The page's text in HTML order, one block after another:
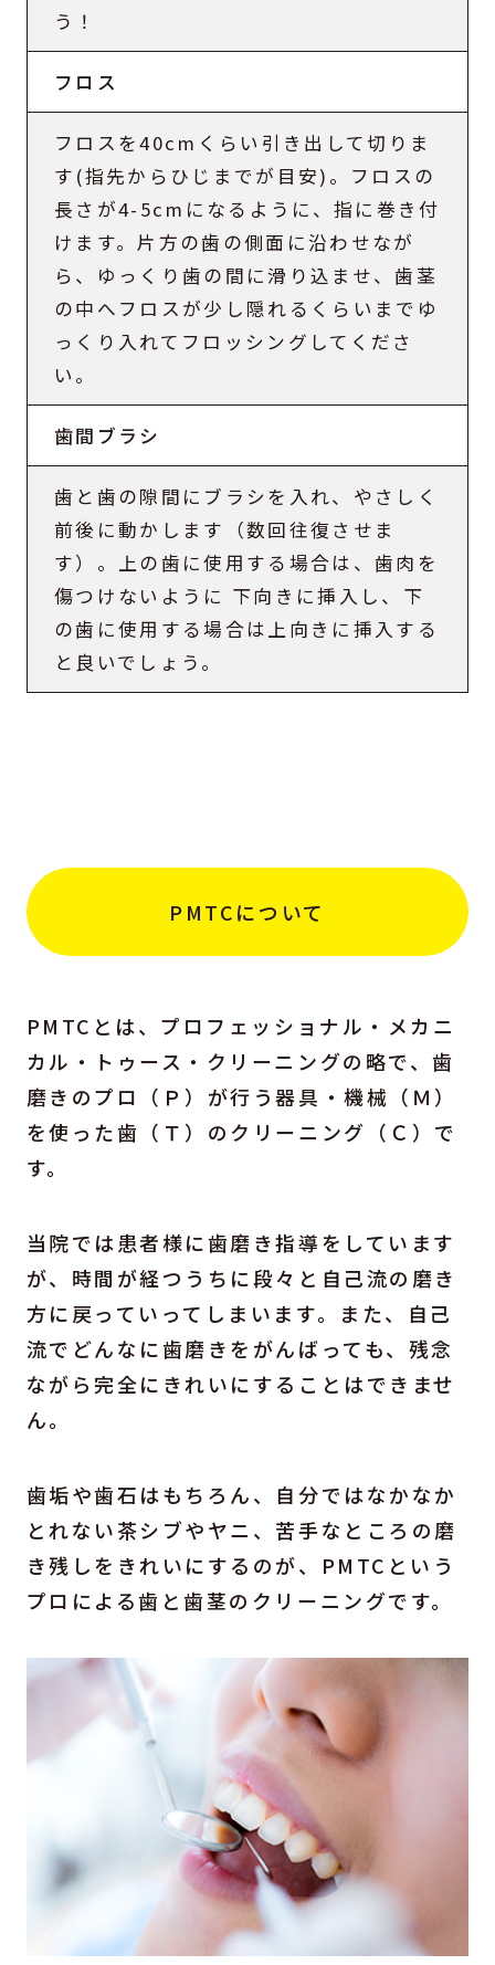
う！
フロス
フロスを40cmくらい引き出して切りま
す(指先からひじまでが目安)。フロスの
長さが4-5cmになるように、指に巻き付
けます。片方の歯の側面に沿わせなが
ら、ゆっくり歯の間に滑り込ませ、歯茎
の中へフロスが少し隠れるくらいまでゆ
っくり入れてフロッシングしてくださ
い。
歯間ブラシ
歯と歯の隙間にブラシを入れ、やさしく
前後に動かします（数回往復させま
す）。上の歯に使用する場合は、歯肉を
傷つけないように 下向きに挿入し、下
の歯に使用する場合は上向きに挿入する
と良いでしょう。
PMTCについて
PMTCとは、プロフェッショナル・メカニ
カル・トゥース・クリーニングの略で、歯
磨きのプロ（Ｐ）が行う器具・機械（Ｍ）
を使った歯（Ｔ）のクリーニング（Ｃ）で
す。
当院では患者様に歯磨き指導をしています
が、時間が経つうちに段々と自己流の磨き
方に戻っていってしまいます。また、自己
流でどんなに歯磨きをがんばっても、残念
ながら完全にきれいにすることはできませ
ん。
歯垢や歯石はもちろん、自分ではなかなか
とれない茶シブやヤニ、苦手なところの磨
き残しをきれいにするのが、PMTCという
プロによる歯と歯茎のクリーニングです。